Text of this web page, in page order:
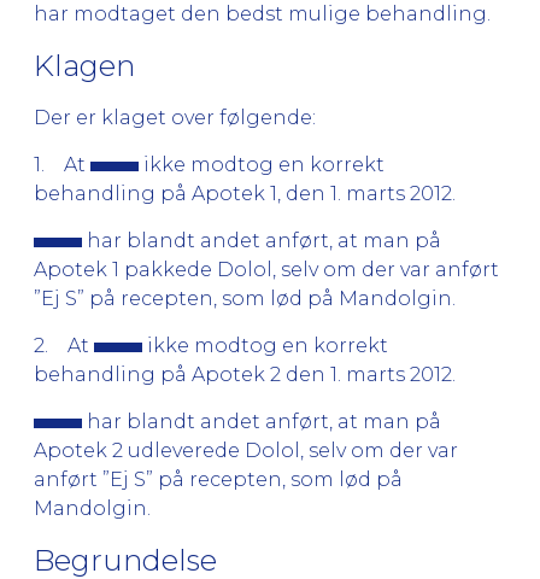
har modtaget den bedst mulige behandling.
Klagen
Der er klaget over følgende:
1. At
ikke modtog en korrekt
behandling på Apotek 1, den 1. marts 2012.
har blandt andet anført, at man på
Apotek 1 pakkede Dolol, selv om der var anført
”Ej S” på recepten, som lød på Mandolgin.
2. At
ikke modtog en korrekt
behandling på Apotek 2 den 1. marts 2012.
har blandt andet anført, at man på
Apotek 2 udleverede Dolol, selv om der var
anført ”Ej S” på recepten, som lød på
Mandolgin.
Begrundelse